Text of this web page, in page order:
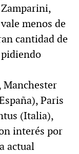
menos de
cantidad de
Paris
(Italia),
interés por
actual